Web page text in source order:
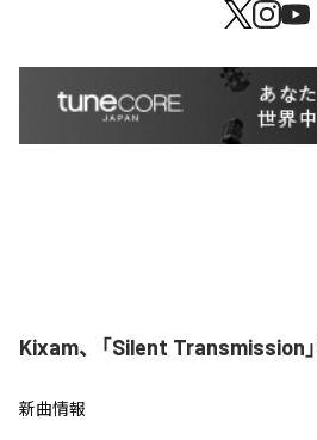
Kixam、「Silent Transmission
新曲情報